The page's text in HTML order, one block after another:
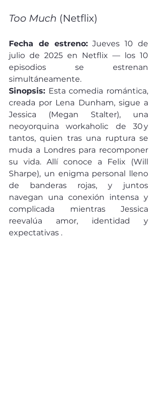
Too Much (Netflix)
Fecha de estreno: Jueves 10 de
julio de 2025 en Netflix — los 10
episodios se estrenan
simultáneamente.
Sinopsis: Esta comedia romántica,
creada por Lena Dunham, sigue a
Jessica (Megan Stalter), una
neoyorquina workaholic de 30 y
tantos, quien tras una ruptura se
muda a Londres para recomponer
su vida. Allí conoce a Felix (Will
Sharpe), un enigma personal lleno
de banderas rojas, y juntos
navegan una conexión intensa y
complicada mientras Jessica
reevalúa amor, identidad y
expectativas .